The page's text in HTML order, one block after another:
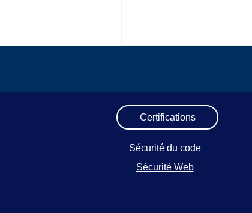
Certifications
Sécurité du code
Sécurité Web